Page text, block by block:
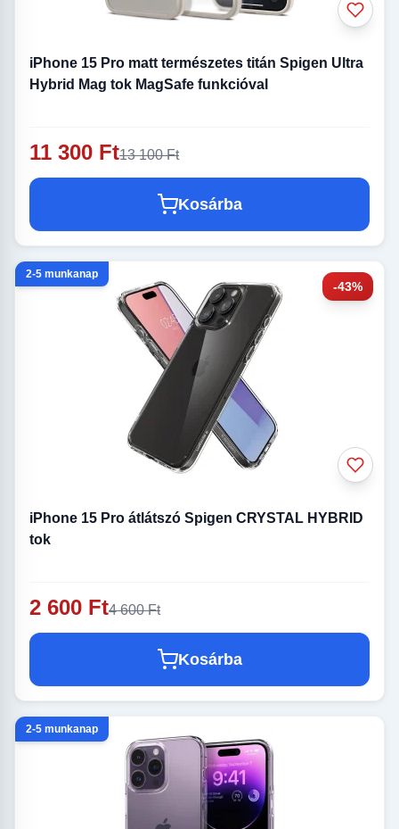
iPhone 15 Pro matt természetes titán Spigen Ultra
Hybrid Mag tok MagSafe funkcióval
11 300 Ft13 100 Ft
Kosárba
-43%
2-5 munkanap
iPhone 15 Pro átlátszó Spigen CRYSTAL HYBRID
tok
2 600 Ft4 600 Ft
Kosárba
2-5 munkanap